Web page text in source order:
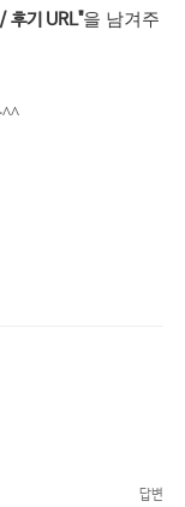
후기 URL"을 남겨주
답변